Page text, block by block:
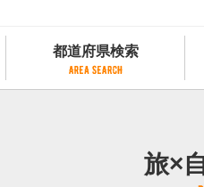
都道府県検索
都道府県別サイクリング情報
都道府県アクセスランキング
旅×